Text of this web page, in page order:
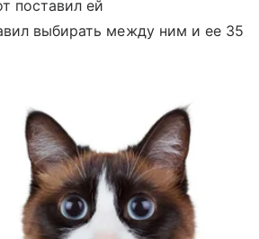
поставил ей
выбирать между ним и ее 35